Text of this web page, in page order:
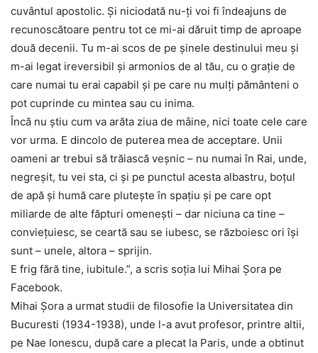
cuvântul apostolic. Și niciodată nu-ți voi fi îndeajuns de
recunoscătoare pentru tot ce mi-ai dăruit timp de aproape
două decenii. Tu m-ai scos de pe șinele destinului meu și
m-ai legat ireversibil și armonios de al tău, cu o grație de
care numai tu erai capabil și pe care nu mulți pământeni o
pot cuprinde cu mintea sau cu inima.
Încă nu știu cum va arăta ziua de mâine, nici toate cele care
vor urma. E dincolo de puterea mea de acceptare. Unii
oameni ar trebui să trăiască veșnic – nu numai în Rai, unde,
negreșit, tu vei sta, ci și pe punctul acesta albastru, boțul
de apă și humă care plutește în spațiu și pe care opt
miliarde de alte făpturi omenești – dar niciuna ca tine –
conviețuiesc, se ceartă sau se iubesc, se războiesc ori își
sunt – unele, altora – sprijin.
E frig fără tine, iubitule.”, a scris soția lui Mihai Șora pe
Facebook.
Mihai Șora a urmat studii de filosofie la Universitatea din
Bucuresti (1934-1938), unde l-a avut profesor, printre altii,
pe Nae Ionescu, după care a plecat la Paris, unde a obtinut